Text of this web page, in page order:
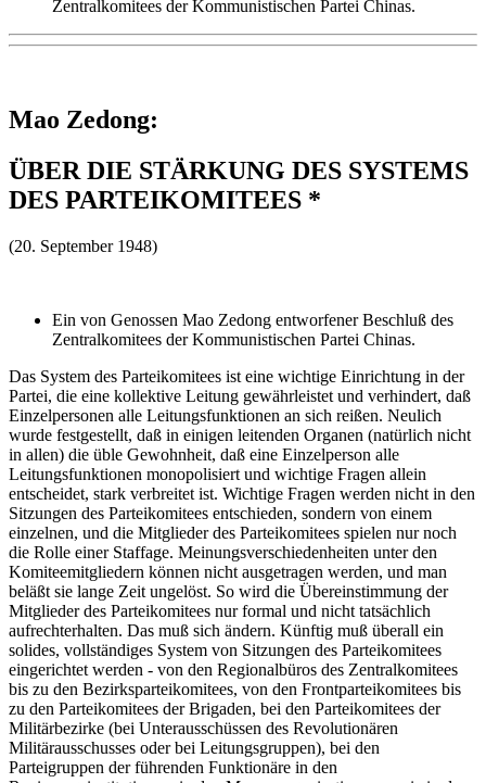
Zentralkomitees der Kommunistischen Partei Chinas.
Mao Zedong:
ÜBER DIE STÄRKUNG DES SYSTEMS
DES PARTEIKOMITEES *
(20. September 1948)
Ein von Genossen Mao Zedong entworfener Beschluß des
Zentralkomitees der Kommunistischen Partei Chinas.
Das System des Parteikomitees ist eine wichtige Einrichtung in der
Partei, die eine kollektive Leitung gewährleistet und verhindert, daß
Einzelpersonen alle Leitungsfunktionen an sich reißen. Neulich
wurde festgestellt, daß in einigen leitenden Organen (natürlich nicht
in allen) die üble Gewohnheit, daß eine Einzelperson alle
Leitungsfunktionen monopolisiert und wichtige Fragen allein
entscheidet, stark verbreitet ist. Wichtige Fragen werden nicht in den
Sitzungen des Parteikomitees entschieden, sondern von einem
einzelnen, und die Mitglieder des Parteikomitees spielen nur noch
die Rolle einer Staffage. Meinungsverschiedenheiten unter den
Komiteemitgliedern können nicht ausgetragen werden, und man
beläßt sie lange Zeit ungelöst. So wird die Übereinstimmung der
Mitglieder des Parteikomitees nur formal und nicht tatsächlich
aufrechterhalten. Das muß sich ändern. Künftig muß überall ein
solides, vollständiges System von Sitzungen des Parteikomitees
eingerichtet werden - von den Regionalbüros des Zentralkomitees
bis zu den Bezirksparteikomitees, von den Frontparteikomitees bis
zu den Parteikomitees der Brigaden, bei den Parteikomitees der
Militärbezirke (bei Unterausschüssen des Revolutionären
Militärausschusses oder bei Leitungsgruppen), bei den
Parteigruppen der führenden Funktionäre in den